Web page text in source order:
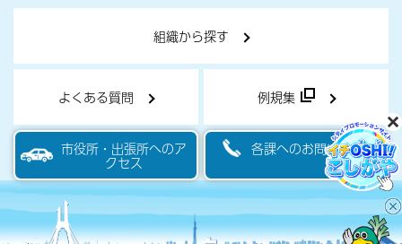
組織から探す
よくある質問 例規集
市役所・出張所へのア
クセス
各課へのお問い合わせ